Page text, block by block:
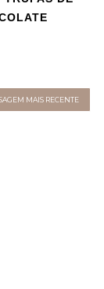
MAIS RECENTE